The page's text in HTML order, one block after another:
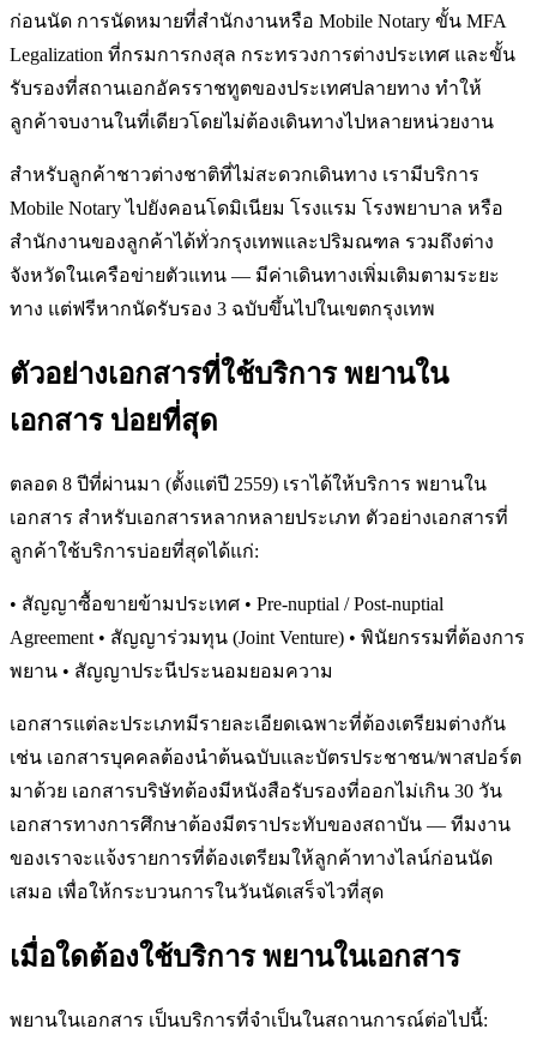
ก่อนนัด การนัดหมายที่สำนักงานหรือ Mobile Notary ขั้น MFA
Legalization ที่กรมการกงสุล กระทรวงการต่างประเทศ และขั้น
รับรองที่สถานเอกอัครราชทูตของประเทศปลายทาง ทำให้
ลูกค้าจบงานในที่เดียวโดยไม่ต้องเดินทางไปหลายหน่วยงาน
สำหรับลูกค้าชาวต่างชาติที่ไม่สะดวกเดินทาง เรามีบริการ
Mobile Notary ไปยังคอนโดมิเนียม โรงแรม โรงพยาบาล หรือ
สำนักงานของลูกค้าได้ทั่วกรุงเทพและปริมณฑล รวมถึงต่าง
จังหวัดในเครือข่ายตัวแทน — มีค่าเดินทางเพิ่มเติมตามระยะ
ทาง แต่ฟรีหากนัดรับรอง 3 ฉบับขึ้นไปในเขตกรุงเทพ
ตัวอย่างเอกสารที่ใช้บริการ พยานใน
เอกสาร บ่อยที่สุด
ตลอด 8 ปีที่ผ่านมา (ตั้งแต่ปี 2559) เราได้ให้บริการ พยานใน
เอกสาร สำหรับเอกสารหลากหลายประเภท ตัวอย่างเอกสารที่
ลูกค้าใช้บริการบ่อยที่สุดได้แก่:
• สัญญาซื้อขายข้ามประเทศ • Pre-nuptial / Post-nuptial
Agreement • สัญญาร่วมทุน (Joint Venture) • พินัยกรรมที่ต้องการ
พยาน • สัญญาประนีประนอมยอมความ
เอกสารแต่ละประเภทมีรายละเอียดเฉพาะที่ต้องเตรียมต่างกัน
เช่น เอกสารบุคคลต้องนำต้นฉบับและบัตรประชาชน/พาสปอร์ต
มาด้วย เอกสารบริษัทต้องมีหนังสือรับรองที่ออกไม่เกิน 30 วัน
เอกสารทางการศึกษาต้องมีตราประทับของสถาบัน — ทีมงาน
ของเราจะแจ้งรายการที่ต้องเตรียมให้ลูกค้าทางไลน์ก่อนนัด
เสมอ เพื่อให้กระบวนการในวันนัดเสร็จไวที่สุด
เมื่อใดต้องใช้บริการ พยานในเอกสาร
พยานในเอกสาร เป็นบริการที่จำเป็นในสถานการณ์ต่อไปนี้: